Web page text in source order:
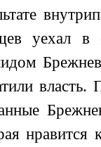
уехал в
нравится